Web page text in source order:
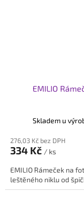
EMILIO
Skladem u
276,03 Kč bez DPH
334 Kč / ks
EMILIO Rámeček na
leštěného niklu od